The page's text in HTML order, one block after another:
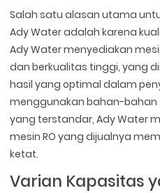
Salah satu alasan utama
Ady Water adalah karena
Ady Water menyediakan
dan berkualitas tinggi, yang
hasil yang optimal dalam
menggunakan bahan-bahan
yang terstandar, Ady Water
mesin RO yang dijualnya
ketat.
Varian Kapasitas